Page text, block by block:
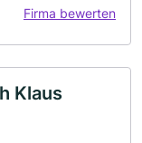
Firma bewerten
Klaus